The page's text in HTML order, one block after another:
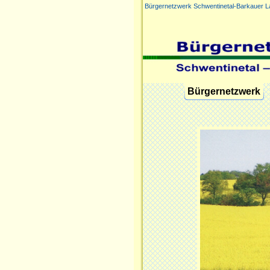
Bürgernetzwerk Schwentinetal-Barkauer
Navigation
überspringen
Bürgernetzwerk